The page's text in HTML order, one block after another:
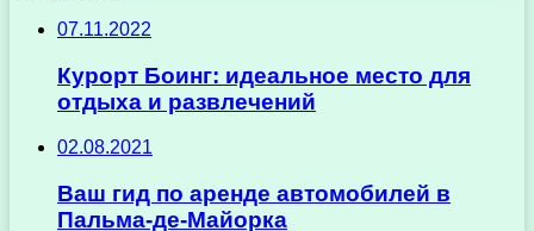
07.11.2022
Курорт Боинг: идеальное место для
отдыха и развлечений
02.08.2021
Ваш гид по аренде автомобилей в
Пальма-де-Майорка